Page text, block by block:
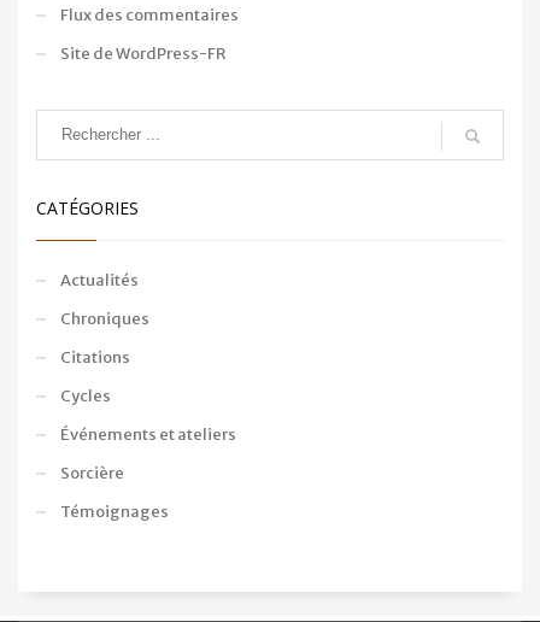
Flux des commentaires
Site de WordPress-FR
CATÉGORIES
Actualités
Chroniques
Citations
Cycles
Événements et ateliers
Sorcière
Témoignages